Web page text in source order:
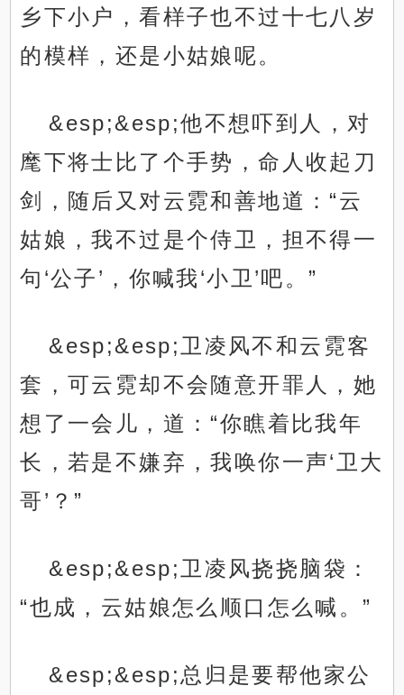
乡下小户，看样子也不过十七八岁
的模样，还是小姑娘呢。
&esp;&esp;他不想吓到人，对
麾下将士比了个手势，命人收起刀
剑，随后又对云霓和善地道：“云
姑娘，我不过是个侍卫，担不得一
句‘公子’，你喊我‘小卫’吧。”
&esp;&esp;卫凌风不和云霓客
套，可云霓却不会随意开罪人，她
想了一会儿，道：“你瞧着比我年
长，若是不嫌弃，我唤你一声‘卫大
哥’？”
&esp;&esp;卫凌风挠挠脑袋：
“也成，云姑娘怎么顺口怎么喊。”
&esp;&esp;总归是要帮他家公